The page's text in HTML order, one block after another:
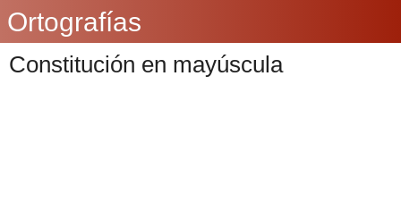
Ortografías
Constitución en mayúscula